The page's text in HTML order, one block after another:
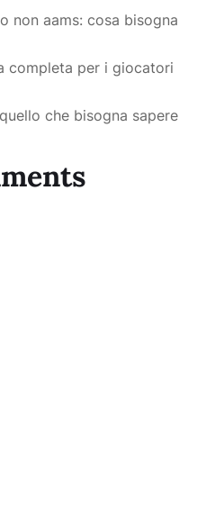
non aams: cosa bisogna
completa per i giocatori
che bisogna sapere